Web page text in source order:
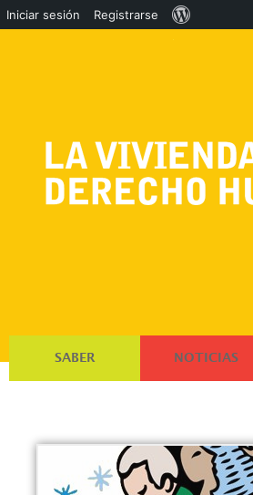
SABER NOTICIAS
Iniciar sesión Registrarse